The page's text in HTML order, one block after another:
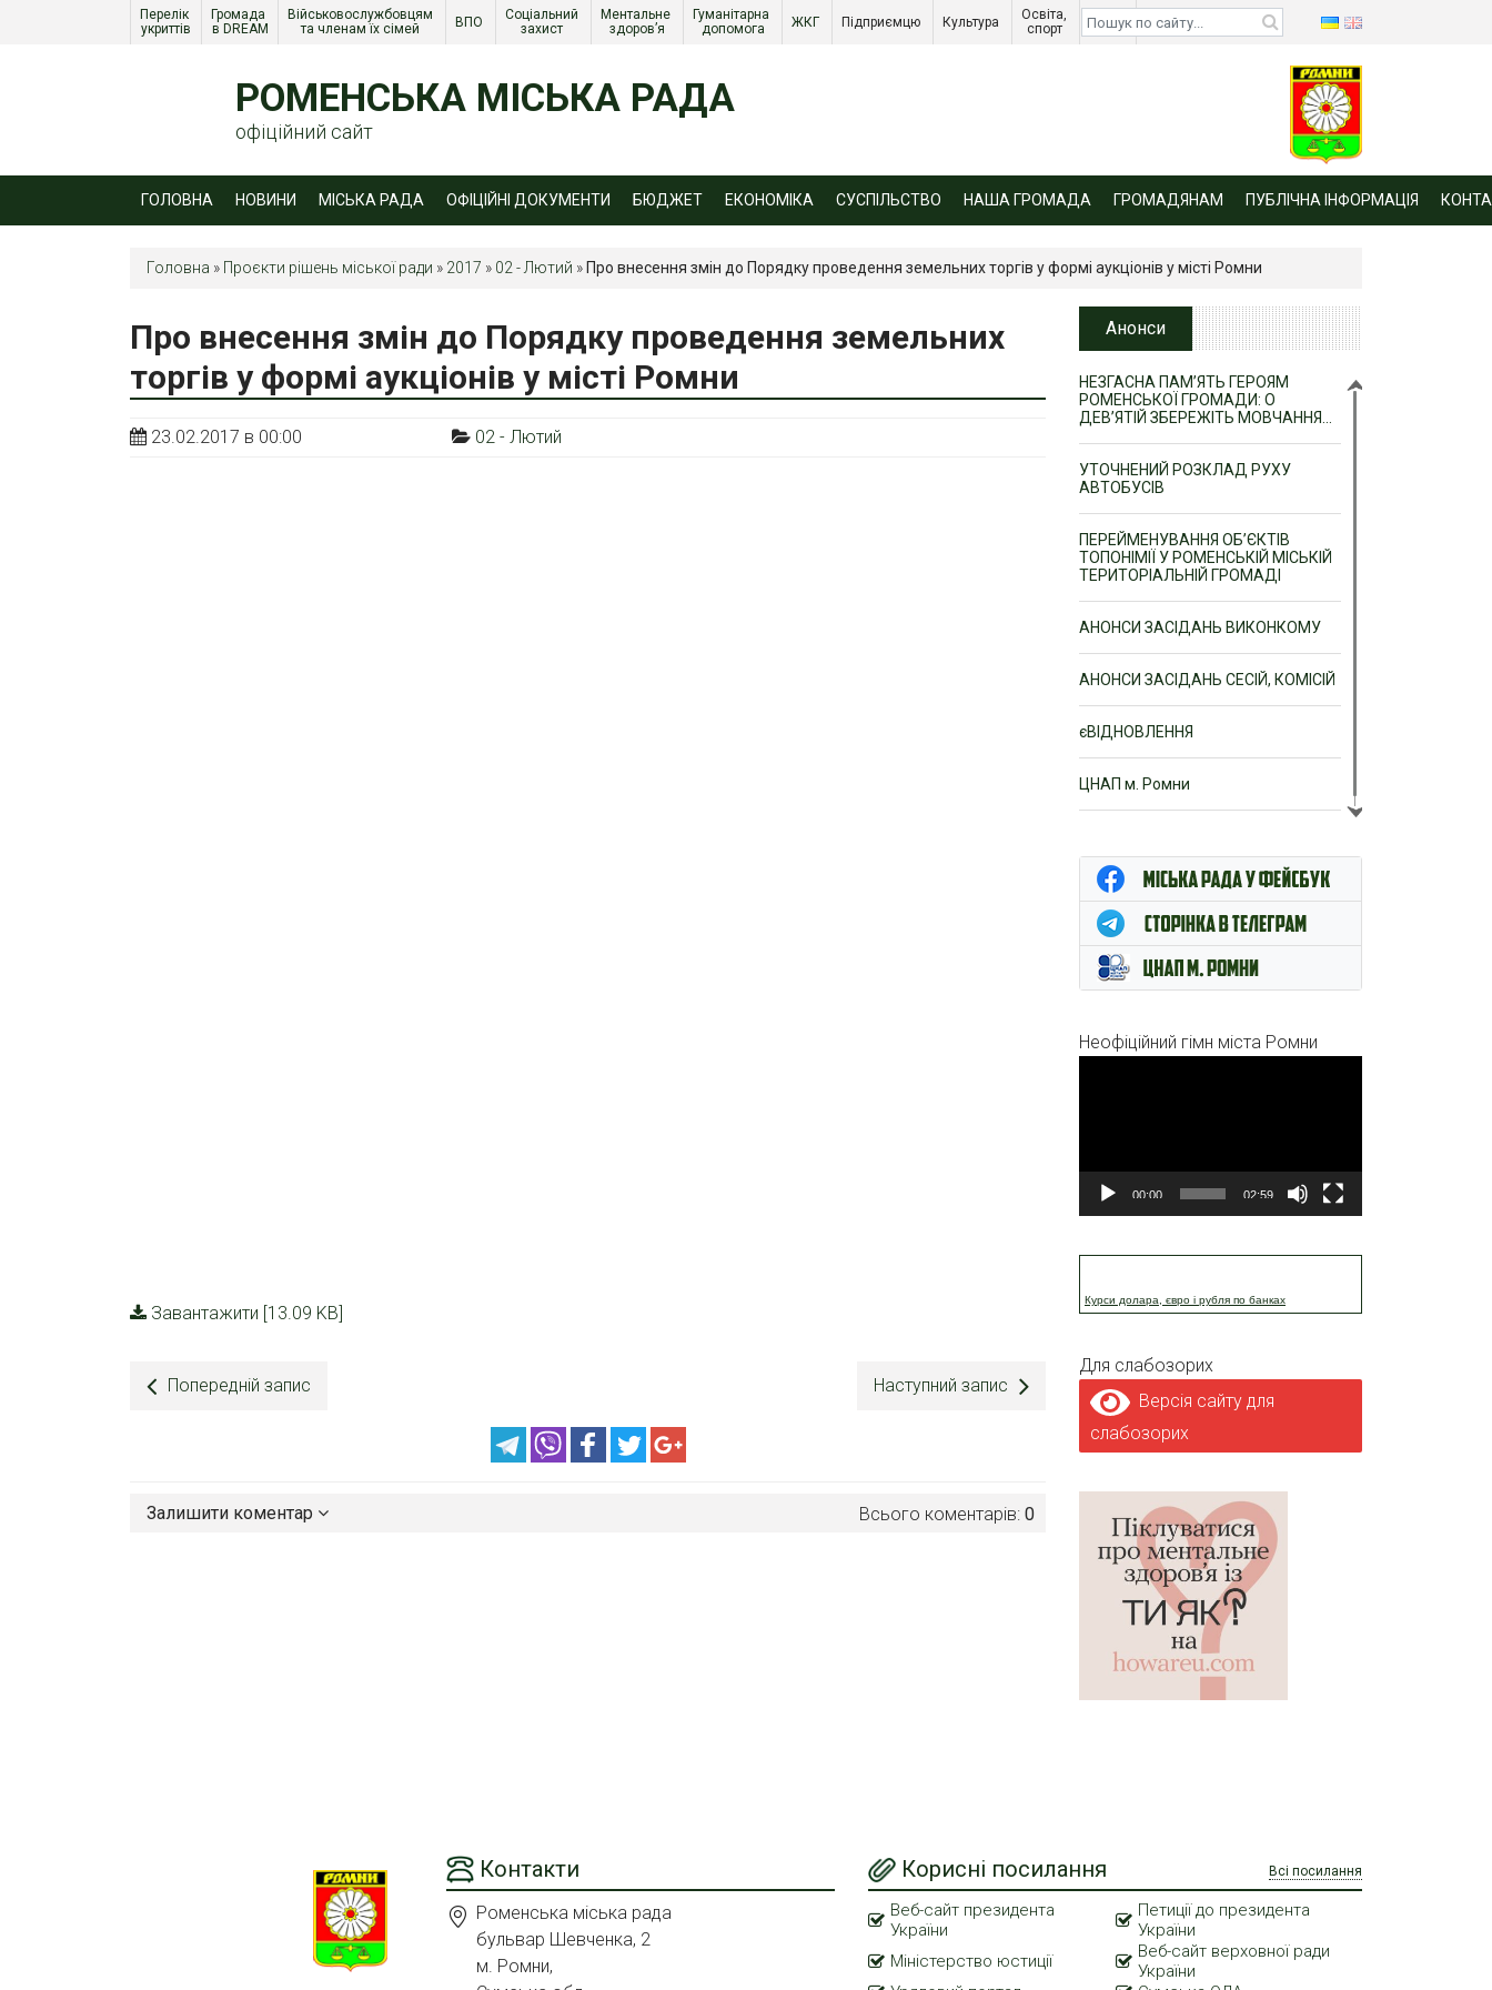
Перелік
укриттів
Громада
в DREAM
Військовослужбовцям
та членам їх сімей
ВПО
Соціальний
захист
Ментальне
здоров’я
Гуманітарна
допомога
ЖКГ Підприємцю Культура
Освіта,
спорт
Діти
війни
РОМЕНСЬКА МІСЬКА РАДА
офіційний сайт
ГОЛОВНА НОВИНИ МІСЬКА РАДА ОФІЦІЙНІ ДОКУМЕНТИ БЮДЖЕТ ЕКОНОМІКА СУСПІЛЬСТВО НАША ГРОМАДА ГРОМАДЯНАМ ПУБЛІЧНА ІНФОРМАЦІЯ
Головна » Проєкти рішень міської ради » 2017 » 02 - Лютий » Про внесення змін до Порядку проведення земельних торгів у формі аукціонів у місті Ромни
Про внесення змін до Порядку проведення земельних
торгів у формі аукціонів у місті Ромни
23.02.2017 в 00:00 02 - Лютий
Завантажити [13.09 KB]
Попередній запис Наступний запис
Всього коментарів: 0
Залишити коментар
Анонси
НЕЗГАСНА ПАМ’ЯТЬ ГЕРОЯМ
РОМЕНСЬКОЇ ГРОМАДИ: О
ДЕВ’ЯТІЙ ЗБЕРЕЖІТЬ МОВЧАННЯ…
УТОЧНЕНИЙ РОЗКЛАД РУХУ
АВТОБУСІВ
ПЕРЕЙМЕНУВАННЯ ОБ’ЄКТІВ
ТОПОНІМІЇ У РОМЕНСЬКІЙ МІСЬКІЙ
ТЕРИТОРІАЛЬНІЙ ГРОМАДІ
АНОНСИ ЗАСІДАНЬ ВИКОНКОМУ
АНОНСИ ЗАСІДАНЬ СЕСІЙ, КОМІСІЙ
єВІДНОВЛЕННЯ
ЦНАП м. Ромни
Неофіційний гімн міста Ромни
00:00 02:59
Курси долара, євро і рубля по банках
Для слабозорих
Версія сайту для
слабозорих
Контакти
Роменська міська рада
бульвар Шевченка, 2
м. Ромни,
Корисні посилання Всі посилання
Веб-сайт президента
України
Петиції до президента
України
Міністерство юстиції
Веб-сайт верховної ради
України